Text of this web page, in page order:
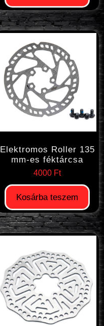
Elektromos Roller 135
mm-es féktárcsa
4000 Ft
Kosárba teszem